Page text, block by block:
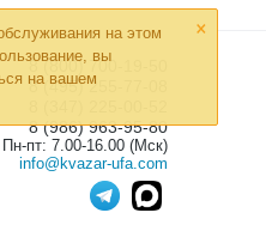
×
на этом
вы
на вашем
8 (800) 700-19-50
8 (495) 255-77-08
8 (986) 963-95-80
Пн-пт: 7.00-16.00 (Мск)
info@kvazar-ufa.com